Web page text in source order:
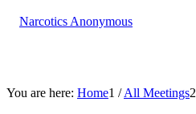
You are here: Home1 / All Meetings2